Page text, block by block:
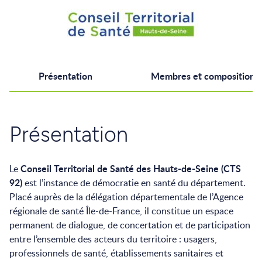
Présentation Membres et composition
Présentation
LeConseil Territorial de Santé des Hauts-de-Seine (CTS
92)est l’instance de démocratie en santé du département.
Placé auprès de la délégation départementale de l’Agence
régionale de santé Île-de-France, il constitue un espace
permanent de dialogue, de concertation et de participation
entre l’ensemble des acteurs du territoire : usagers,
professionnels de santé, établissements sanitaires et